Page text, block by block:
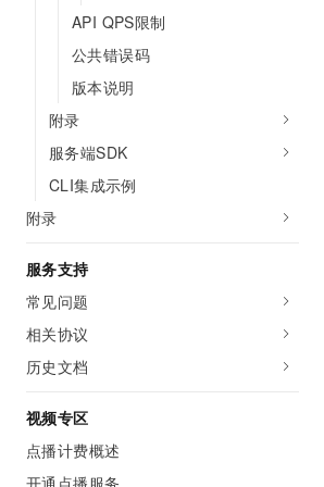
API QPS限制
公共错误码
版本说明
附录
服务端SDK
CLI集成示例
附录
服务支持
常见问题
相关协议
历史文档
视频专区
点播计费概述
开通点播服务